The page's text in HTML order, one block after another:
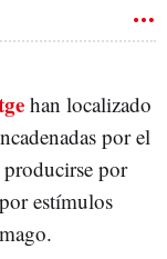
han localizado
por el
por
estímulos